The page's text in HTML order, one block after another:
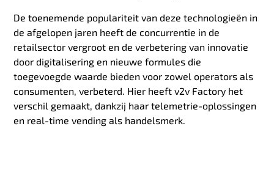
De toenemende populariteit van deze technologieën in
de afgelopen jaren heeft de concurrentie in de
retailsector vergroot en de verbetering van innovatie
door digitalisering en nieuwe formules die
toegevoegde waarde bieden voor zowel operators als
consumenten, verbeterd. Hier heeft v2v Factory het
verschil gemaakt, dankzij haar telemetrie-oplossingen
en real-time vending als handelsmerk.